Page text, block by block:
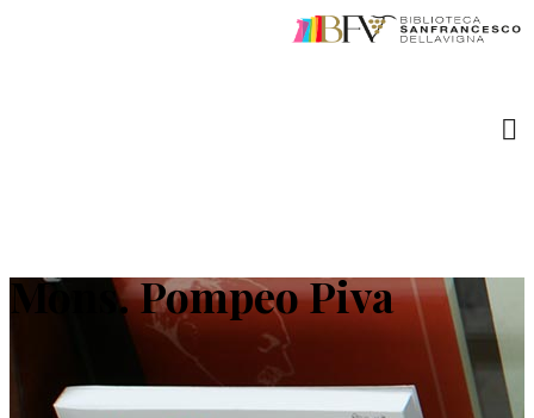
Mons. Pompeo Piva